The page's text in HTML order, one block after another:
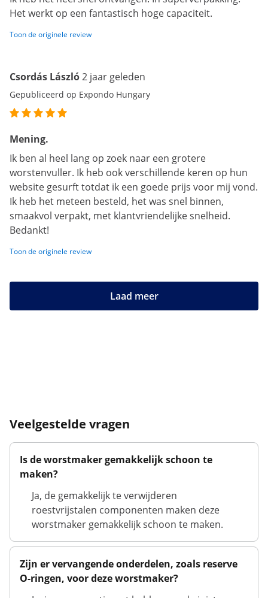
Het werkt op een fantastisch hoge capaciteit.
Toon de originele review
Csordás László2 jaar geleden
Gepubliceerd op Expondo Hungary
Mening.
Ik ben al heel lang op zoek naar een grotere
worstenvuller. Ik heb ook verschillende keren op hun
website gesurft totdat ik een goede prijs voor mij vond.
Ik heb het meteen besteld, het was snel binnen,
smaakvol verpakt, met klantvriendelijke snelheid.
Bedankt!
Toon de originele review
Laad meer
Veelgestelde vragen
Is de worstmaker gemakkelijk schoon te
maken?
Ja, de gemakkelijk te verwijderen
roestvrijstalen componenten maken deze
worstmaker gemakkelijk schoon te maken.
Zijn er vervangende onderdelen, zoals reserve
O-ringen, voor deze worstmaker?